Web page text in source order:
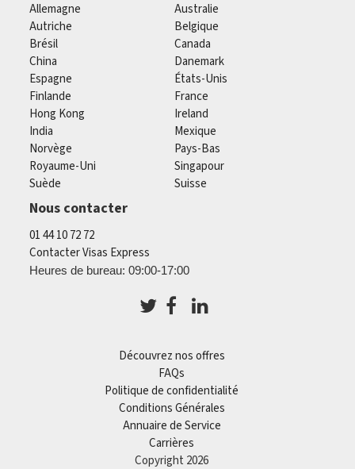
Allemagne
Australie
Autriche
Belgique
Brésil
Canada
China
Danemark
Espagne
États-Unis
Finlande
France
Hong Kong
Ireland
India
Mexique
Norvège
Pays-Bas
Royaume-Uni
Singapour
Suède
Suisse
Nous contacter
01 44 10 72 72
Contacter Visas Express
Heures de bureau: 09:00-17:00
Découvrez nos offres
FAQs
Politique de confidentialité
Conditions Générales
Annuaire de Service
Carrières
Copyright 2026